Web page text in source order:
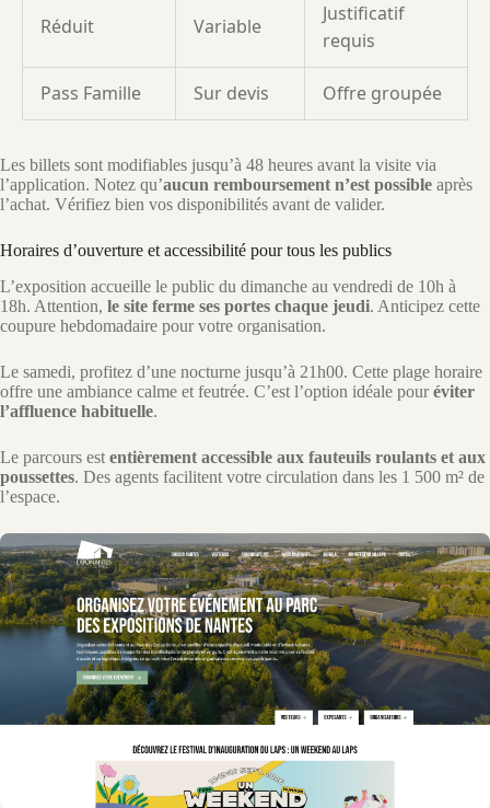
Réduit Variable
Justificatif
requis
Pass Famille Sur devis Offre groupée
Les billets sont modifiables jusqu’à 48 heures avant la visite via
l’application. Notez qu’aucun remboursement n’est possible après
l’achat. Vérifiez bien vos disponibilités avant de valider.
Horaires d’ouverture et accessibilité pour tous les publics
L’exposition accueille le public du dimanche au vendredi de 10h à
18h. Attention, le site ferme ses portes chaque jeudi. Anticipez cette
coupure hebdomadaire pour votre organisation.
Le samedi, profitez d’une nocturne jusqu’à 21h00. Cette plage horaire
offre une ambiance calme et feutrée. C’est l’option idéale pouréviter
l’affluence habituelle.
Le parcours est entièrement accessible aux fauteuils roulants et aux
poussettes. Des agents facilitent votre circulation dans les 1 500 m² de
l’espace.